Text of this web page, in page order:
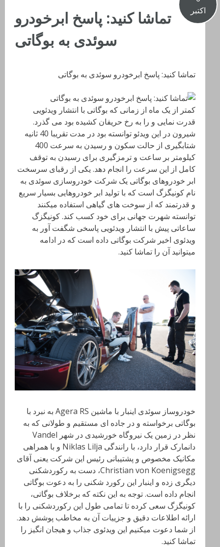
اکتبر
تماشا کنید: پاسخ ابرخودرو
سوئدی به بوگاتی
تماشا کنید: پاسخ ابرخودرو سوئدی به بوگاتی
کمتر از یک ماه از زمانی که بوگاتی با انتشار ویدئویی
قدرت نمایی و را به رخ حریفان کشیده بود می گذرد.
شیرون در این ویدئو توانسته بود در مدت تقریبا 40 ثانیه
شتابگیری از حالت سکون و رسیدن به سرعت 400
کیلومتر بر ساعت و ترمزگیری برای رسیدن به توقف
کامل از این سرعت را انجام دهد. یکی از رقبای سرسخت
ابر خودروهای بوگاتی یک شرکت خودروسازی سوئدی به
نام کونیگزگ است که با تولید ابر خودروهایی بسیار سریع
و قدرتمند که از سوخت های گیاهی استفاده میکنند
توانسته شهرت جهانی برای خود کسب کند. کونیگزگ
ساعاتی پیش با انتشار ویدئویی پاسخی شگفت آور به
ویدئوی اخیر شرکت بوگاتی داده است که در ادامه
میتوانید آن را تماشا کنید.
خودروساز سوئدی اینبار با ماشین Agera RS به نبرد با
بوگاتی برخواسته و در جاده ای مستقیم و طولانی که به
نظر در زمین یک نیروگاه خورشیدی در شهر Vandel
دانمارک قرار دارد، با رانندگی Niklas Lilja و با همراهی
مکانیک مخصوص و پشتیبانی رئیس این شرکت یعنی آقای
Christian von Koenigsegg، دست به رکوردشکنی
دیگری زده و اینبار این رکورد شکنی را به دعوت بوگاتی
انجام داده است. توجه به این نکته که برخلاف بوگاتی،
کونیگزگ سعی کرده تا تمامی طول این رکوردشکنی را با
ارائه اطلاعات دقیق و جزییات آن به مخاطب پوشش دهد.
از شما دعوت میکنیم این ویدئوی جذاب و هیجان انگیز را
تماشا کنید.